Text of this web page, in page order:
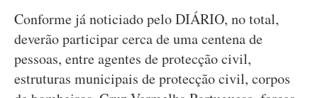
Conforme já noticiado pelo DIÁRIO, no total,
deverão participar cerca de uma centena de
pessoas, entre agentes de protecção civil,
estruturas municipais de protecção civil, corpos